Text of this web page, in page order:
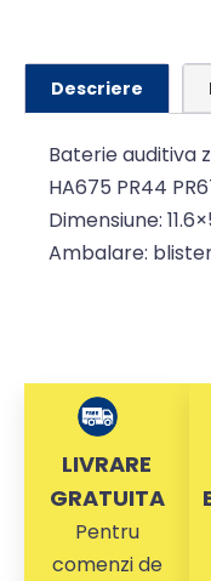
Descriere
Baterie auditiva
HA675 PR44
Dimensiune:
Ambalare:
LIVRARE
GRATUITA
Pentru
comenzi de